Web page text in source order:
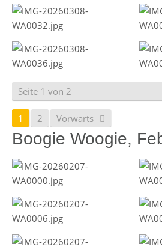
Seite 1 von 2
1 2 Vorwärts
Boogie Woogie,